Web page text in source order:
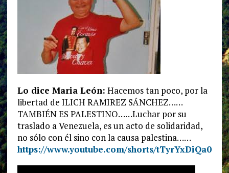
Lo dice Maria León: Hacemos tan poco, por la
libertad de ILICH RAMIREZ SÁNCHEZ……
TAMBIÉN ES PALESTINO……Luchar por su
traslado a Venezuela, es un acto de solidaridad,
no sólo con él sino con la causa palestina……
https://www.youtube.com/shorts/tTyrYxDiQa0